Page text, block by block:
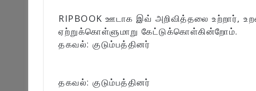
RIPBOOK ஊடாக இவ் அறிவித்தலை உற்றார்,
ஏற்றுக்கொள்ளுமாறு கேட்டுக்கொள்கின்றோம்.
தகவல்: குடும்பத்தினர்
தகவல்: குடும்பத்தினர்